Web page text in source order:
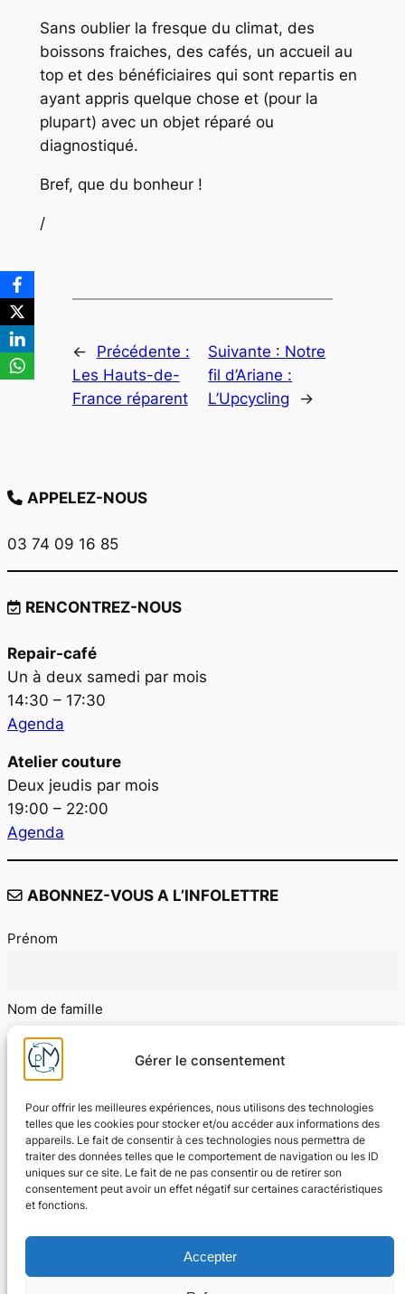
Gérer le consentement
Pour offrir les meilleures expériences, nous utilisons des technologies
telles que les cookies pour stocker et/ou accéder aux informations des
appareils. Le fait de consentir à ces technologies nous permettra de
traiter des données telles que le comportement de navigation ou les ID
uniques sur ce site. Le fait de ne pas consentir ou de retirer son
consentement peut avoir un effet négatif sur certaines caractéristiques
et fonctions.
Accepter
Sans oublier la fresque du climat, des
boissons fraiches, des cafés, un accueil au
top et des bénéficiaires qui sont repartis en
ayant appris quelque chose et (pour la
plupart) avec un objet réparé ou
diagnostiqué.
Bref, que du bonheur !
/
←
Précédente :
Les Hauts-de-
France réparent
Suivante : Notre
fil d’Ariane :
L’Upcycling
→
APPELEZ-NOUS
03 74 09 16 85
RENCONTREZ-NOUS
Repair-café
Un à deux samedi par mois
14:30 – 17:30
Agenda
Atelier couture
Deux jeudis par mois
19:00 – 22:00
Agenda
ABONNEZ-VOUS A L’INFOLETTRE
Prénom
Nom de famille
E-mail
J'accepte les conditions d'utilisation